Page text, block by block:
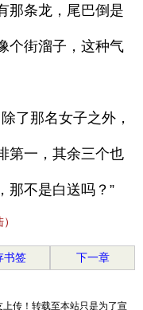
那条龙，尾巴倒是
个街溜子，这种气
了那名女子之外，
第一，其余三个也
那不是白送吗？”
书签 下一章
传！转载至本站只是为了宣